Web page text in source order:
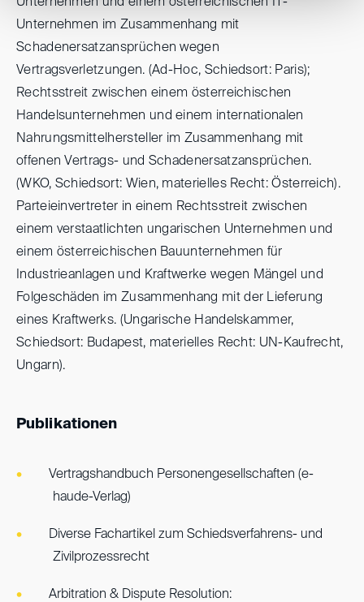
Unternehmen im Zusammenhang mit
Schadenersatzansprüchen wegen
Vertragsverletzungen. (Ad-Hoc, Schiedsort: Paris);
Rechtsstreit zwischen einem österreichischen
Handelsunternehmen und einem internationalen
Nahrungsmittelhersteller im Zusammenhang mit
offenen Vertrags- und Schadenersatzansprüchen.
(WKO, Schiedsort: Wien, materielles Recht: Österreich).
Parteieinvertreter in einem Rechtsstreit zwischen
einem verstaatlichten ungarischen Unternehmen und
einem österreichischen Bauunternehmen für
Industrieanlagen und Kraftwerke wegen Mängel und
Folgeschäden im Zusammenhang mit der Lieferung
eines Kraftwerks. (Ungarische Handelskammer,
Schiedsort: Budapest, materielles Recht: UN-Kaufrecht,
Ungarn).
Publikationen
Vertragshandbuch Personengesellschaften (e-
haude-Verlag)
Diverse Fachartikel zum Schiedsverfahrens- und
Zivilprozessrecht
Arbitration & Dispute Resolution: